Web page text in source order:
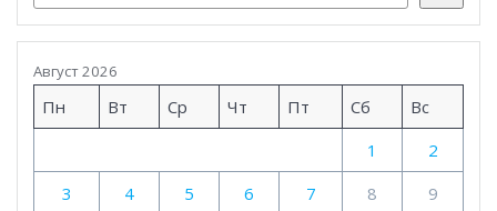
Август 2026
Пн Вт Ср Чт Пт Сб
Вс
1
2
3
4 5 6 7 8
9